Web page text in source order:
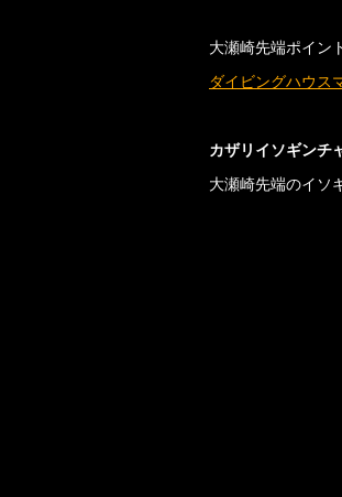
大瀬崎先端ポイン
ダイビングハウス
カザリイソギンチ
大瀬崎先端のイソ